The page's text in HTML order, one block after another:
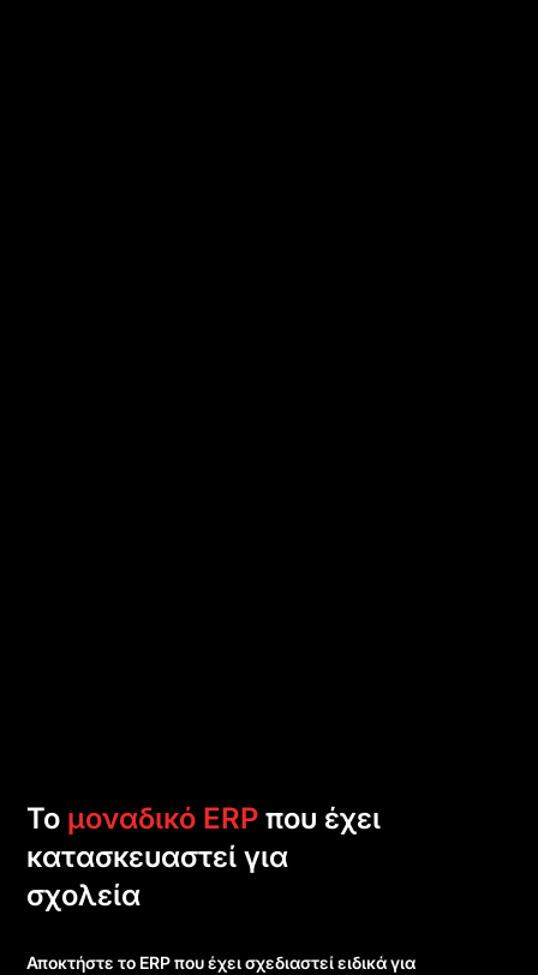
Το μοναδικό ERPπου έχει
κατασκευαστεί για
σχολεία
Αποκτήστε το ERP που έχει σχεδιαστεί ειδικά για